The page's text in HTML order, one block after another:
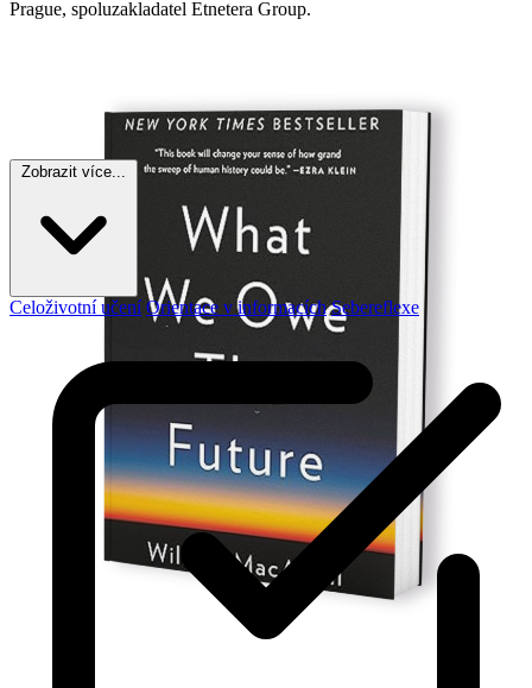
Prague, spoluzakladatel Etnetera Group.
Zobrazit více...
Celoživotní učení Orientace v informacích Sebereflexe